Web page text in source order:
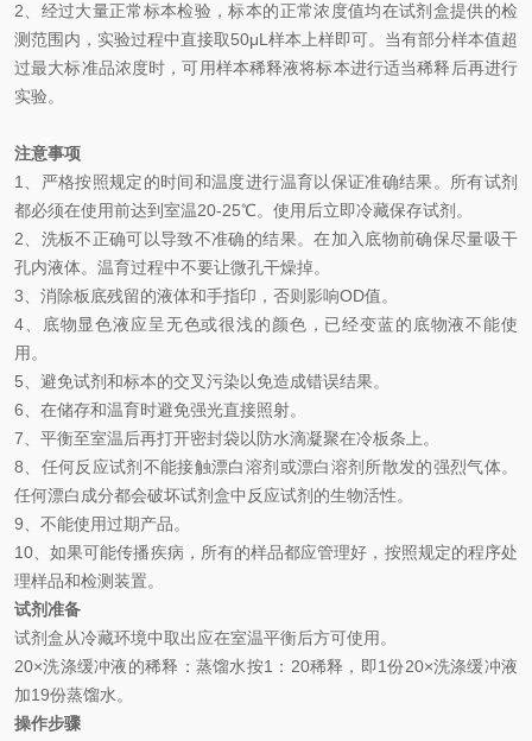
2、 经过大量正常标本检验，标本的正常浓度值均在试剂盒提供的检
测范围内，实验过程中直接取50μL 样本上样即可。当有部分样本值超
过最大标准品浓度时，可用样本稀释液将标本进行适当稀释后再进行
实验。
注意事项
1、 严格按照规定的时间和温度进行温育以保证准确结果。所有试剂
都必须在使用前达到室温20-25℃。使用后立即冷藏保存试剂。
2、 洗板不正确可以导致不准确的结果。在加入底物前确保尽量吸干
孔内液体。温育过程中不要让微孔干燥掉。
3、 消除板底残留的液体和手指印，否则影响OD值。
4、
底物显色液应呈无色或很浅的颜色，已经变蓝的底物液不能使
用。
5、 避免试剂和标本的交叉污染以免造成错误结果。
6、 在储存和温育时避免强光直接照射。
7、 平衡至室温后再打开密封袋以防水滴凝聚在冷板条上。
8、 任何反应试剂不能接触漂白溶剂或漂白溶剂所散发的强烈气体。
任何漂白成分都会破坏试剂盒中反应试剂的生物活性。
9、 不能使用过期产品。
10、如果可能传播疾病，所有的样品都应管理好，按照规定的程序处
理样品和检测装置。
试剂准备
试剂盒从冷藏环境中取出应在室温平衡后方可使用。
20×洗涤缓冲液的稀释：蒸馏水按1 ： 20稀释，即1份20×洗涤缓冲液
加19份蒸馏水。
操作步骤